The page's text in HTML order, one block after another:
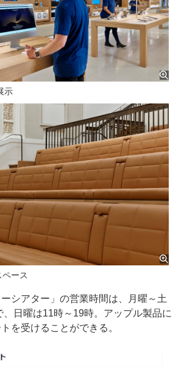
示
ース
シアター」の営業時間は、月曜～土
、日曜は11時～19時。アップル製品に
を受けることができる。